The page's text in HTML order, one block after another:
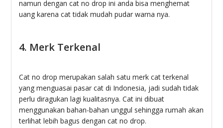
namun dengan cat no drop ini anda bisa menghemat
uang karena cat tidak mudah pudar warna nya.
4. Merk Terkenal
Cat no drop merupakan salah satu merk cat terkenal
yang menguasai pasar cat di Indonesia, jadi sudah tidak
perlu diragukan lagi kualitasnya. Cat ini dibuat
menggunakan bahan-bahan unggul sehingga rumah akan
terlihat lebih bagus dengan cat no drop.